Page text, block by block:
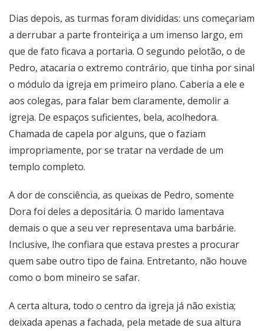
Dias depois, as turmas foram divididas: uns começariam
a derrubar a parte fronteiriça a um imenso largo, em
que de fato ficava a portaria. O segundo pelotão, o de
Pedro, atacaria o extremo contrário, que tinha por sinal
o módulo da igreja em primeiro plano. Caberia a ele e
aos colegas, para falar bem claramente, demolir a
igreja. De espaços suficientes, bela, acolhedora.
Chamada de capela por alguns, que o faziam
impropriamente, por se tratar na verdade de um
templo completo.
A dor de consciência, as queixas de Pedro, somente
Dora foi deles a depositária. O marido lamentava
demais o que a seu ver representava uma barbárie.
Inclusive, lhe confiara que estava prestes a procurar
quem sabe outro tipo de faina. Entretanto, não houve
como o bom mineiro se safar.
A certa altura, todo o centro da igreja já não existia;
deixada apenas a fachada, pela metade de sua altura